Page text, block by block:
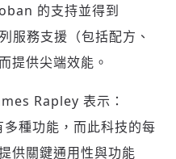
的支持並得到
務支援（包括配方、
提供尖端效能。
Rapley 表示：
多種功能，而此科技的每
供關鍵通用性與功能